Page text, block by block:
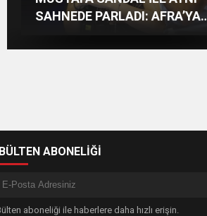
BOMBASI!
SAHNEDE PARLADI: AFRA’YA
HARBİYE’DE BÜYÜK ALKIŞ
Devam Ediyor
ABONELİĞİ
aboneliği ile haberlere daha hızlı erişin.